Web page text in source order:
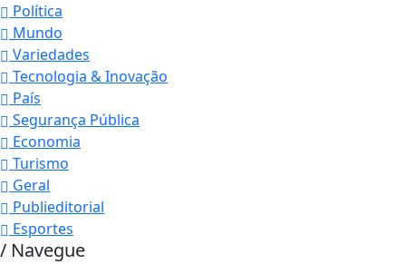
Política
Mundo
Variedades
Tecnologia & Inovação
País
Segurança Pública
Economia
Turismo
Geral
Publieditorial
Esportes
/ Navegue